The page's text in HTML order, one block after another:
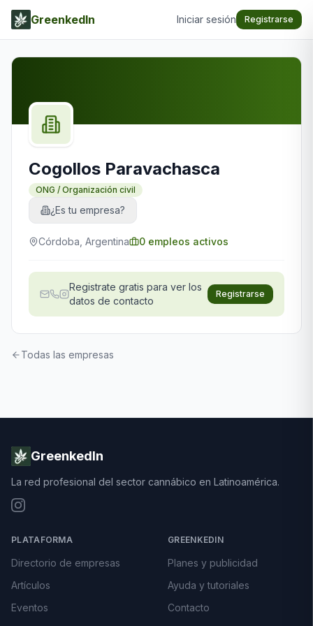
GreenkedIn Iniciar sesión Registrarse
Cogollos Paravachasca
ONG / Organización civil
¿Es tu empresa?
Córdoba, Argentina 0 empleos activos
Registrate gratis para ver los
datos de contacto
Registrarse
Todas las empresas
GreenkedIn
La red profesional del sector cannábico en Latinoamérica.
PLATAFORMA
Directorio de empresas
Artículos
Eventos
GREENKEDIN
Planes y publicidad
Ayuda y tutoriales
Contacto